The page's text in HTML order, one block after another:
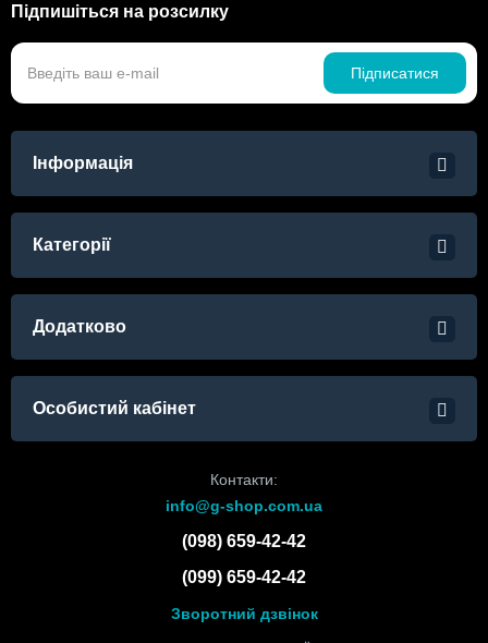
Підпишіться на розсилку
Підписатися
Інформація
Категорії
Додатково
Особистий кабінет
Контакти:
info@g-shop.com.ua
(098) 659-42-42
(099) 659-42-42
Зворотний дзвінок